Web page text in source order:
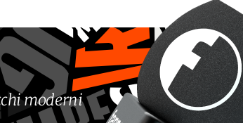
moderni